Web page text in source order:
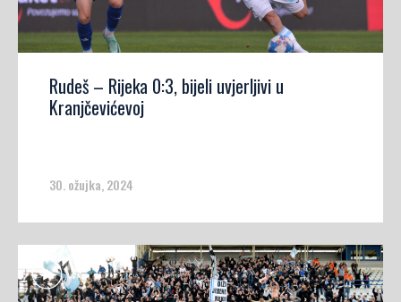
Rudeš – Rijeka 0:3, bijeli uvjerljivi u
Kranjčevićevoj
30. ožujka, 2024